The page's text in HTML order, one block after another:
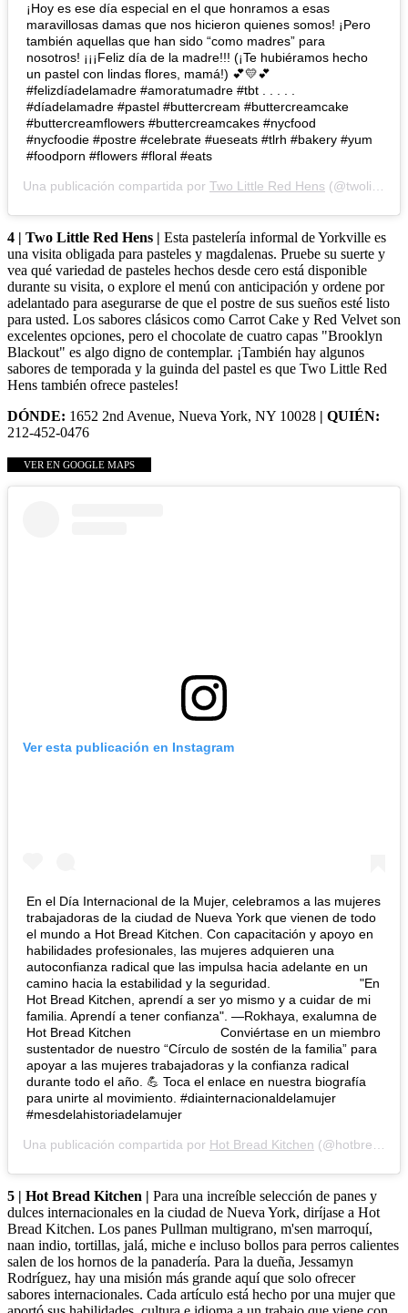
¡Hoy es ese día especial en el que honramos a esas
maravillosas damas que nos hicieron quienes somos! ¡Pero
también aquellas que han sido “como madres” para
nosotros! ¡¡¡Feliz día de la madre!!! (¡Te hubiéramos hecho
un pastel con lindas flores, mamá!) 💕💛💕
#felizdíadelamadre #amoratumadre #tbt . . . . .
#díadelamadre #pastel #buttercream #buttercreamcake
#buttercreamflowers #buttercreamcakes #nycfood
#nycfoodie #postre #celebrate #ueseats #tlrh #bakery #yum
#foodporn #flowers #floral #eats
Una publicación compartida por Two Little Red Hens (@twolittleredhens) en
4 | Two Little Red Hens | Esta pastelería informal de Yorkville es
una visita obligada para pasteles y magdalenas. Pruebe su suerte y
vea qué variedad de pasteles hechos desde cero está disponible
durante su visita, o explore el menú con anticipación y ordene por
adelantado para asegurarse de que el postre de sus sueños esté listo
para usted. Los sabores clásicos como Carrot Cake y Red Velvet son
excelentes opciones, pero el chocolate de cuatro capas "Brooklyn
Blackout" es algo digno de contemplar. ¡También hay algunos
sabores de temporada y la guinda del pastel es que Two Little Red
Hens también ofrece pasteles!
DÓNDE: 1652 2nd Avenue, Nueva York, NY 10028 | QUIÉN:
212-452-0476
VER EN GOOGLE MAPS
Ver esta publicación en Instagram
En el Día Internacional de la Mujer, celebramos a las mujeres
trabajadoras de la ciudad de Nueva York que vienen de todo
el mundo a Hot Bread Kitchen. Con capacitación y apoyo en
habilidades profesionales, las mujeres adquieren una
autoconfianza radical que las impulsa hacia adelante en un
camino hacia la estabilidad y la seguridad. ⠀⠀⠀⠀⠀⠀⠀⠀⠀ "En
Hot Bread Kitchen, aprendí a ser yo mismo y a cuidar de mi
familia. Aprendí a tener confianza". —Rokhaya, exalumna de
Hot Bread Kitchen ⠀⠀⠀⠀⠀⠀⠀⠀⠀ Conviértase en un miembro
sustentador de nuestro “Círculo de sostén de la familia” para
apoyar a las mujeres trabajadoras y la confianza radical
durante todo el año. 💪 Toca el enlace en nuestra biografía
para unirte al movimiento. #diainternacionaldelamujer
#mesdelahistoriadelamujer
Una publicación compartida por Hot Bread Kitchen (@hotbreadkitchen) en
5 | Hot Bread Kitchen | Para una increíble selección de panes y
dulces internacionales en la ciudad de Nueva York, diríjase a Hot
Bread Kitchen. Los panes Pullman multigrano, m'sen marroquí,
naan indio, tortillas, jalá, miche e incluso bollos para perros calientes
salen de los hornos de la panadería. Para la dueña, Jessamyn
Rodríguez, hay una misión más grande aquí que solo ofrecer
sabores internacionales. Cada artículo está hecho por una mujer que